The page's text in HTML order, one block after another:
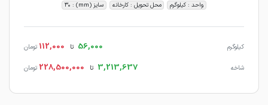
واحد : کیلوگرم محل تحویل : کارخانه سایز (mm) : 30
کیلوگرم 56,000 تا 112,000 تومان
شاخه 3,213,637 تا 228,500,000 تومان